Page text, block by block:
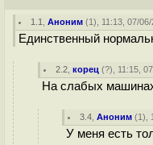
1.1 ,Аноним (1), 11:13, 07/
Единственный
2.2 ,корец (?), 11:15,
На слабых
3.4 ,Аноним (1),
У меня есть